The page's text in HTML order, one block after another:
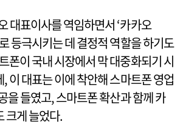
대표이사를 역임하면서 ‘카카오
등극시키는 데 결정적 역할을 하기도
폰이 국내 시장에서 막 대중화되기 시
이 대표는 이에 착안해 스마트폰 영업
을 들였고, 스마트폰 확산과 함께 카
크게 늘었다.